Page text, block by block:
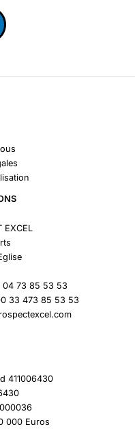
EXCEL
04 73 85 53 53
33 473 85 53 53
411006430
000 Euros